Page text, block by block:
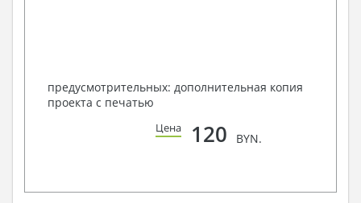
предусмотрительных: дополнительная копия
проекта с печатью
Цена 120 BYN.